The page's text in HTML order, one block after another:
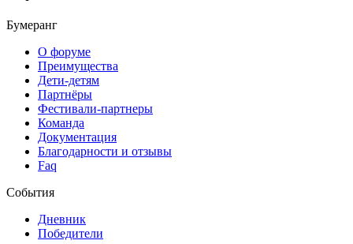
Бумеранг
О форуме
Преимущества
Дети-детям
Партнёры
Фестивали-партнеры
Команда
Документация
Благодарности и отзывы
Faq
События
Дневник
Победители